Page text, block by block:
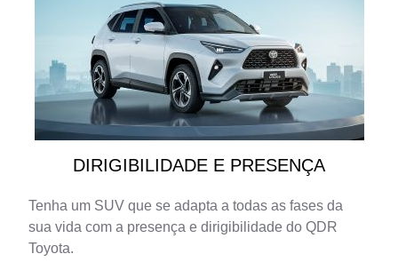
DIRIGIBILIDADE E PRESENÇA
Tenha um SUV que se adapta a todas as fases da
sua vida com a presença e dirigibilidade do QDR
Toyota.